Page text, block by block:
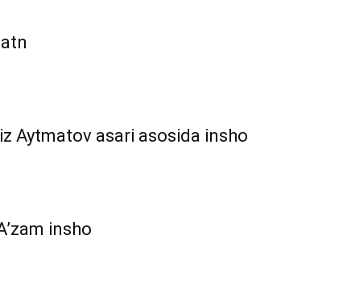
Aytmatov asari asosida insho
insho